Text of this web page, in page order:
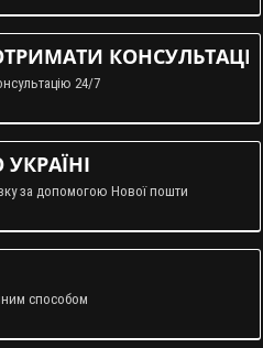
24/7
за допомогою Нової пошти
способом